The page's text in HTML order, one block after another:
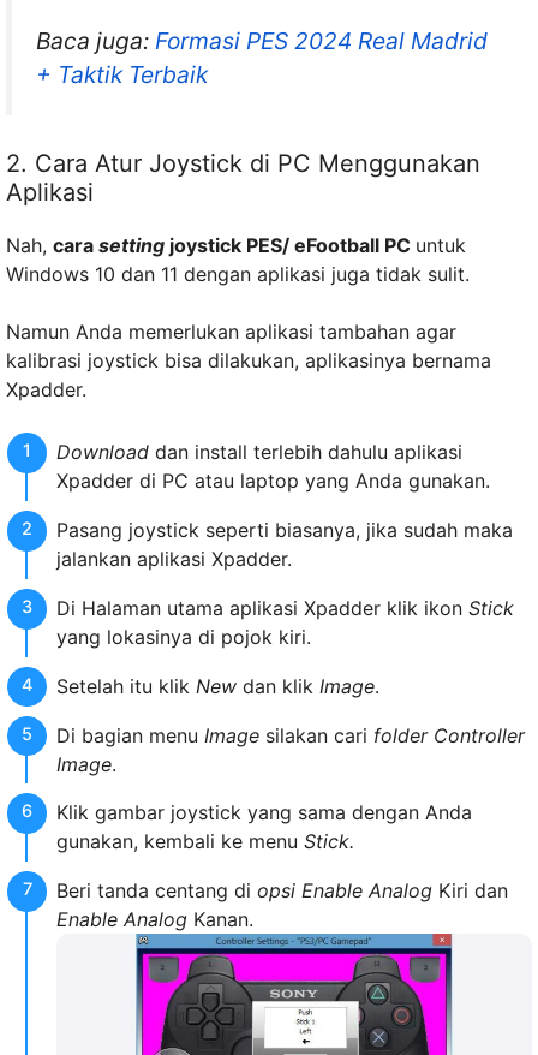
Baca juga: Formasi PES 2024 Real Madrid
+ Taktik Terbaik
2. Cara Atur Joystick di PC Menggunakan
Aplikasi
Nah, cara setting joystick PES/ eFootball PC untuk
Windows 10 dan 11 dengan aplikasi juga tidak sulit.
Namun Anda memerlukan aplikasi tambahan agar
kalibrasi joystick bisa dilakukan, aplikasinya bernama
Xpadder.
Downloaddan install terlebih dahulu aplikasi
Xpadder di PC atau laptop yang Anda gunakan.
Pasang joystick seperti biasanya, jika sudah maka
jalankan aplikasi Xpadder.
Di Halaman utama aplikasi Xpadder klik ikon Stick
yang lokasinya di pojok kiri.
Setelah itu klik Newdan klik Image.
Di bagian menu Imagesilakan cari folder Controller
Image.
Klik gambar joystick yang sama dengan Anda
gunakan, kembali ke menu Stick.
Beri tanda centang di opsi Enable AnalogKiri dan
Enable AnalogKanan.